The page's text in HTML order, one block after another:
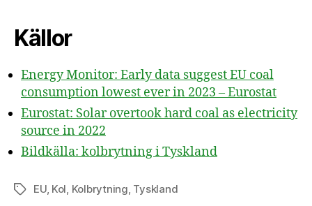
Källor
Energy Monitor: Early data suggest EU coal
consumption lowest ever in 2023 – Eurostat
Eurostat: Solar overtook hard coal as electricity
source in 2022
Bildkälla: kolbrytning i Tyskland
Etiketter
EU, Kol Kolbrytning Tyskland